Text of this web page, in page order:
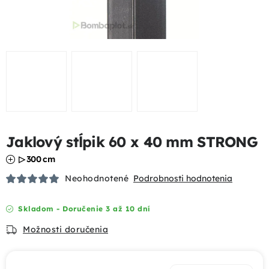
Podhrabové dosky
Uzlové pletivá
Bránky a brány
Tieniace prvky
Dizajnové oplotenia
Skladom - Doručenie 3 až 10 dní
Možnosti doručenia
Jaklový stĺpik 60 x 40 mm STRONG
▷ 300 cm
Neohodnotené Podrobnosti hodnotenia